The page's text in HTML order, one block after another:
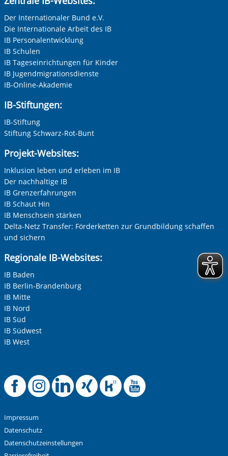
Der Internationaler Bund e.V.
Die Internationale Arbeit des IB
IB Personalentwicklung
IB Schulen
IB Tageseinrichtungen für Kinder
IB Jugendmigrationsdienste
IB-Online-Akademie
IB-Stiftungen:
IB-Stiftung
Stiftung Schwarz-Rot-Bunt
Projekt-Websites:
Inklusion leben und erleben im IB
Der nachhaltige IB
IB Grenzerfahrungen
IB Schaut Hin
IB Menschsein stärken
Delta-Netz Transfer: Förderketten zur Grundbildung schaffen
und sichern
Regionale IB-Websites:
IB Baden
IB Berlin-Brandenburg
IB Mitte
IB Nord
IB Süd
IB Südwest
IB West
Offizielle
Offizielle
Offizielle
Offizielle
Offizielle
Impressum
Datenschutz
Datenschutzeinstellungen